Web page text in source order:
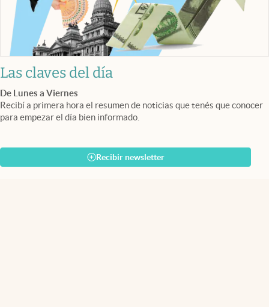
Las claves del día
De Lunes a Viernes
Recibí a primera hora el resumen de noticias que tenés que conocer
para empezar el día bien informado.
Recibir newsletter